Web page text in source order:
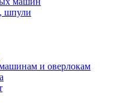
шпули
и оверлокам